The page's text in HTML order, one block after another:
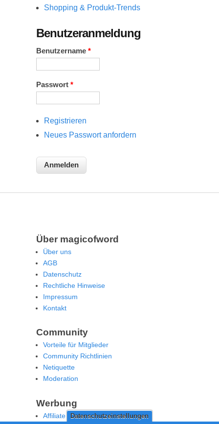
Datenschutzeinstellungen
Shopping & Produkt-Trends
Benutzeranmeldung
Benutzername *
Passwort *
Registrieren
Neues Passwort anfordern
Über magicofword
Über uns
AGB
Datenschutz
Rechtliche Hinweise
Impressum
Kontakt
Community
Vorteile für Mitglieder
Community Richtlinien
Netiquette
Moderation
Werbung
Affiliate Offenlegung